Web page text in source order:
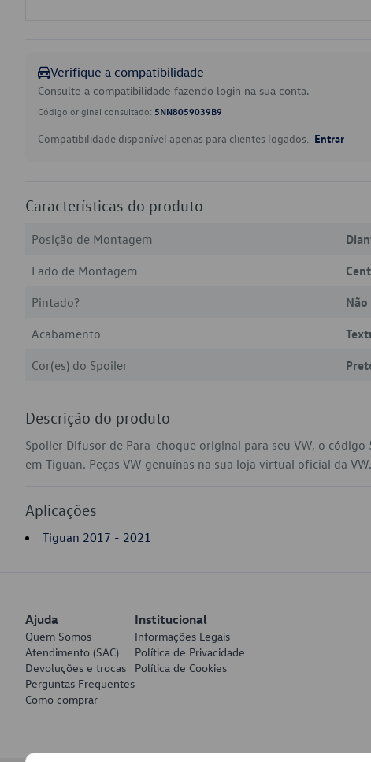
Verifique a compatibilidade
Consulte a compatibilidade fazendo login na sua conta.
Código original consultado: 5NN8059039B9
Compatibilidade disponível apenas para clientes logados. Entrar
Características do produto
Posição de Montagem
Lado de Montagem
Pintado?
Não
Acabamento
Cor(es) do Spoiler
Descrição do produto
Spoiler Difusor de Para-choque original para seu VW, o
em Tiguan. Peças VW genuínas na sua loja virtual oficial da VW.
Aplicações
Tiguan 2017 - 2021
Ajuda
Quem Somos
Atendimento (SAC)
Devoluções e trocas
Perguntas Frequentes
Como comprar
Institucional
Informações Legais
Política de Privacidade
Política de Cookies